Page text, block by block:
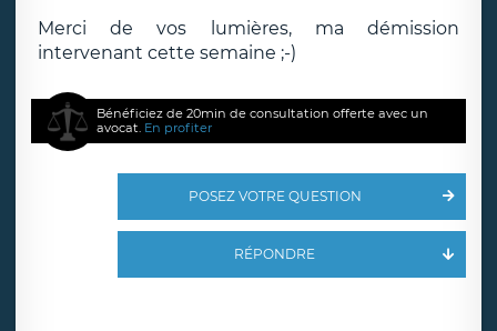
Merci de vos lumières, ma démission
intervenant cette semaine ;-)
Bénéficiez de 20min de consultation offerte avec un
avocat. En profiter
POSEZ VOTRE QUESTION
RÉPONDRE